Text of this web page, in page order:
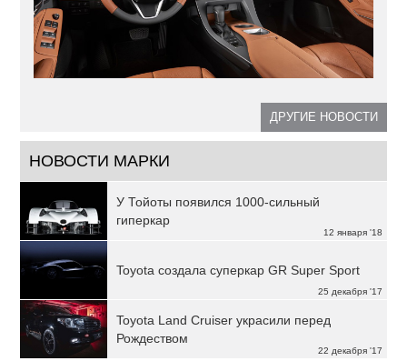
ДРУГИЕ НОВОСТИ
НОВОСТИ МАРКИ
12 января '18
У Тойоты появился 1000-сильный
гиперкар
25 декабря '17
Toyota создала суперкар GR Super Sport
22 декабря '17
Toyota Land Cruiser украсили перед
Рождеством